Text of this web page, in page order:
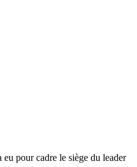
pour cadre le siège du leader